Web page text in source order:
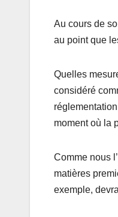
Au cours de
au point que
Quelles
considéré
moment où la
Comme nous
matières
exemple,